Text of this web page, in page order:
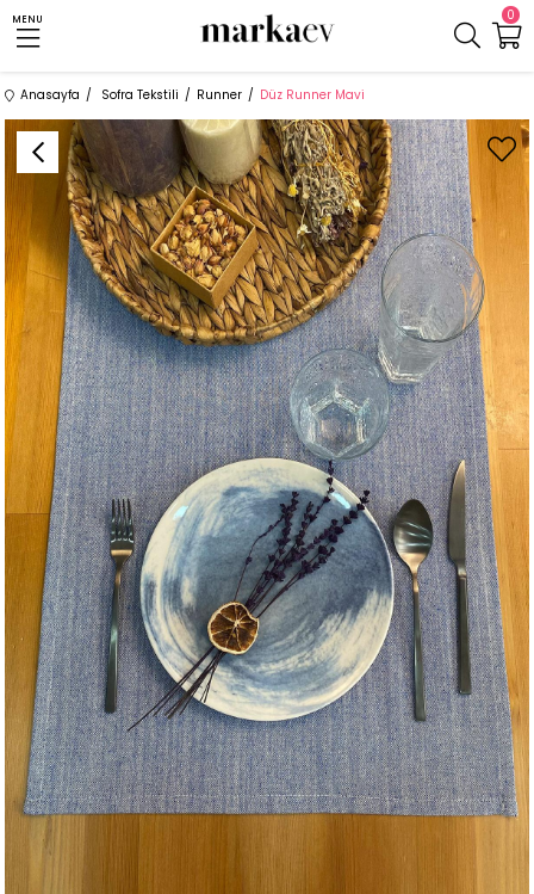
0
MENU
Anasayfa Sofra Tekstili Runner Düz Runner Mavi